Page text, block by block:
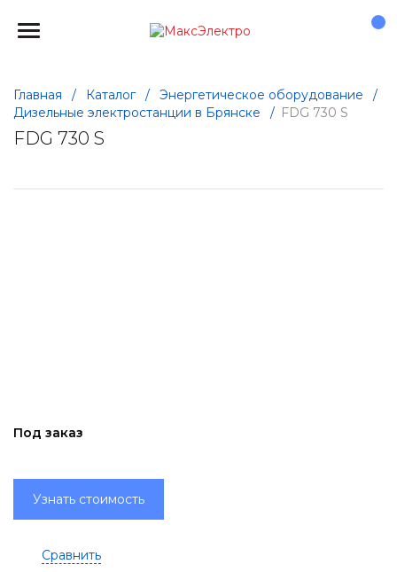
Главная / Каталог / Энергетическое оборудование
/
Дизельные электростанции в Брянске
/ FDG 730 S
FDG 730 S
Под заказ
Узнать стоимость
Сравнить